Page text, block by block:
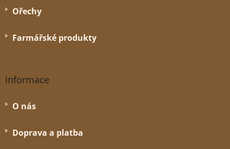
Ořechy
Farmářské produkty
Informace
O nás
Doprava a platba